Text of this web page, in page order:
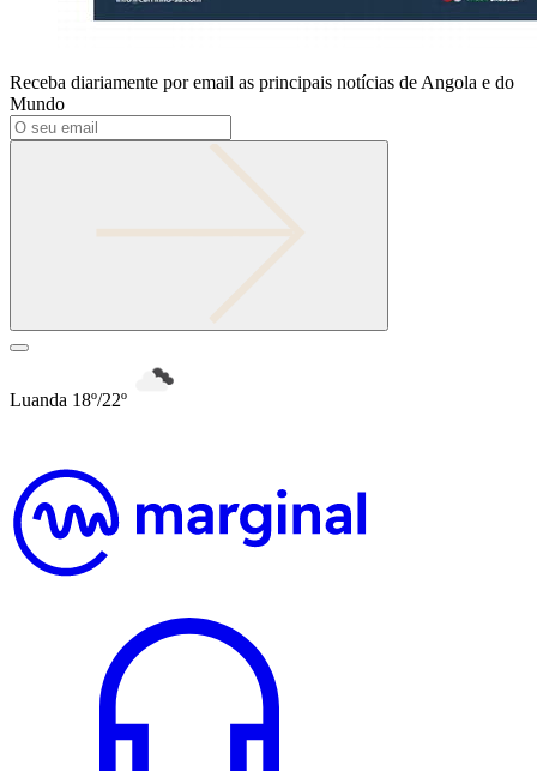
Receba diariamente por email as principais notícias de Angola e do
Mundo
Luanda 18º/22º